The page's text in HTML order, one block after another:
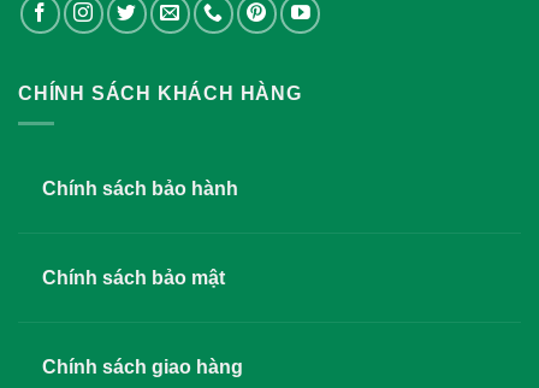
CHÍNH SÁCH KHÁCH HÀNG
Chính sách bảo hành
Chính sách bảo mật
Chính sách giao hàng